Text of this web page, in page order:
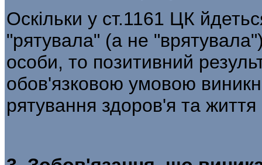
Оскільки у ст.1161 ЦК
"рятувала" (а не
особи, то позитивний
обов'язковою умовою
рятування здоров'я та життя